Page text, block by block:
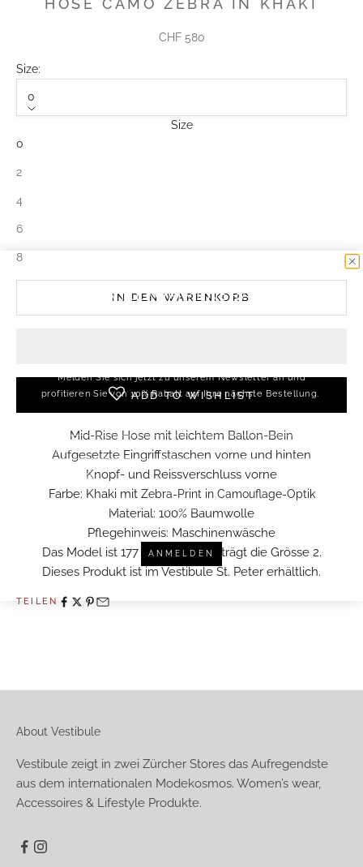
HOSE CAMO ZEBRA IN KHAKI
Angebot
CHF 580
Size:
0
Size
0
2
4
6
8
IN DEN WARENKORB
ADD TO WISHLIST
Mid-Rise Hose mit leichtem Ballon-Bein
Aufgesetzte Eingriffstaschen vorne und hinten
Knopf- und Reissverschluss vorne
Farbe: Khaki mit Zebra-Print in Camouflage-Optik
Material: 100% Baumwolle
Pflegehinweis: Maschinenwäsche
Das Model ist 177 cm gross und trägt die Grösse 2.
Dieses Produkt ist im Vestibule St. Peter erhältlich.
TEILEN
About Vestibule
Vestibule zeigt in zwei Zürcher Stores das Aufregendste
aus dem internationalen Modekosmos. Women’s wear,
Accessoires & Lifestyle Produkte.
10% WILLKOMMENSRABATT
Melden Sie sich jetzt zu unserem Newsletter an und
profitieren Sie von 10% Rabatt auf Ihre nächste Bestellung.
Ich akzeptiere die Datenschutzbestimmungen.
ANMELDEN